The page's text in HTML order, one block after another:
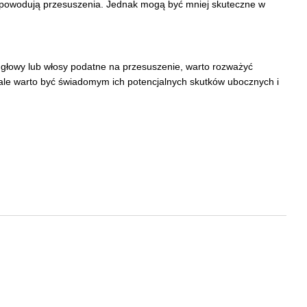
przesuszenia. Jednak mogą być mniej skuteczne w
lub włosy podatne na przesuszenie, warto rozważyć
warto być świadomym ich potencjalnych skutków ubocznych i